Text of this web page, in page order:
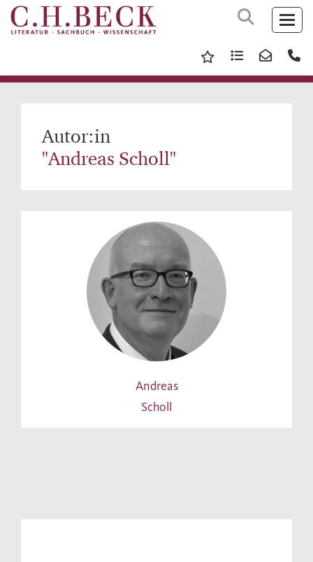
Autor:in
"Andreas Scholl"
Andreas
Scholl